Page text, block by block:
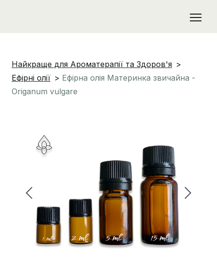
Найкраще для Ароматерапії та Здоров'я
Ефірні олії
Ефірна олія Материнка звичайна -
Origanum vulgare